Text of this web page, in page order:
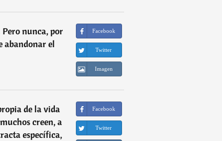
nunca, por
abandonar el
Facebook
Twitter
Imagen
de la vida
creen, a
específica,
Facebook
Twitter